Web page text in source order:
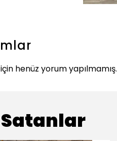
henüz yorum yapılmamış.
Satanlar